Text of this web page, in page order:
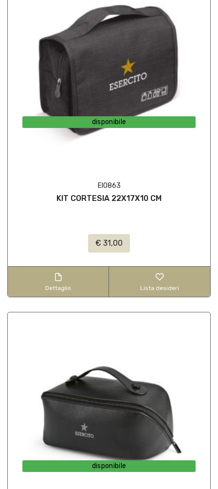
disponibile
EI0863
KIT CORTESIA 22X17X10 CM
€ 31,00
Dettaglio Lista desideri
disponibile